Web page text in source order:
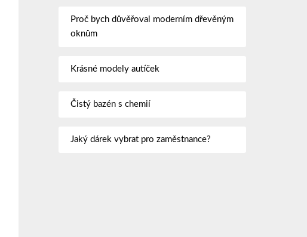
Proč bych důvěřoval moderním dřevěným
oknům
Krásné modely autíček
Čistý bazén s chemií
Jaký dárek vybrat pro zaměstnance?